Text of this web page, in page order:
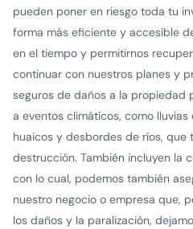
pueden poner en riesgo toda tu
forma más eficiente y accesible
en el tiempo y permitirnos
continuar con nuestros planes y
seguros de daños a la propiedad
a eventos climáticos, como
huaicos y desbordes de ríos, que
destrucción. También incluyen la
con lo cual, podemos también
nuestro negocio o empresa que,
los daños y la paralización,